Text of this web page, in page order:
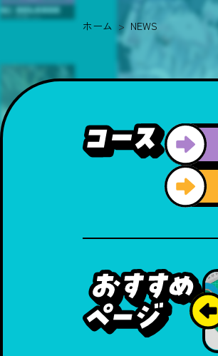
ホーム NEWS